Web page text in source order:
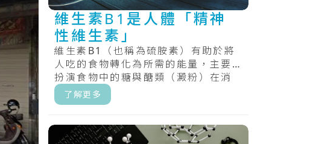
維生素B1是人體「精神
性維生素」
維生素B1（也稱為硫胺素）有助於將
人吃的食物轉化為所需的能量，主要
扮演食物中的糖與醣類（澱粉）在消
化過程中的處理角色，最後產生能
量。.....
了解更多